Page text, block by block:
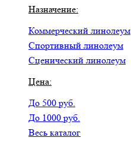
Назначение:
Коммерческий линолеум
Спортивный линолеум
Сценический линолеум
Цена:
До 500 руб.
До 1000 руб.
Весь каталог